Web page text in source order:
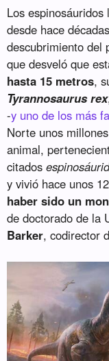
Los
desde hace
descubrimiento del
que desveló que
hasta 15 metros,
Tyrannosaurus rex
-y uno de los más
Norte unos
animal,
citados
y vivió hace unos
haber sido un
de doctorado de la
Barker, codirector